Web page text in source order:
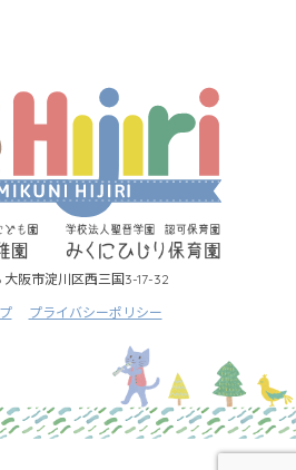
阪市淀川区西三国3-17-32
プライバシーポリシー